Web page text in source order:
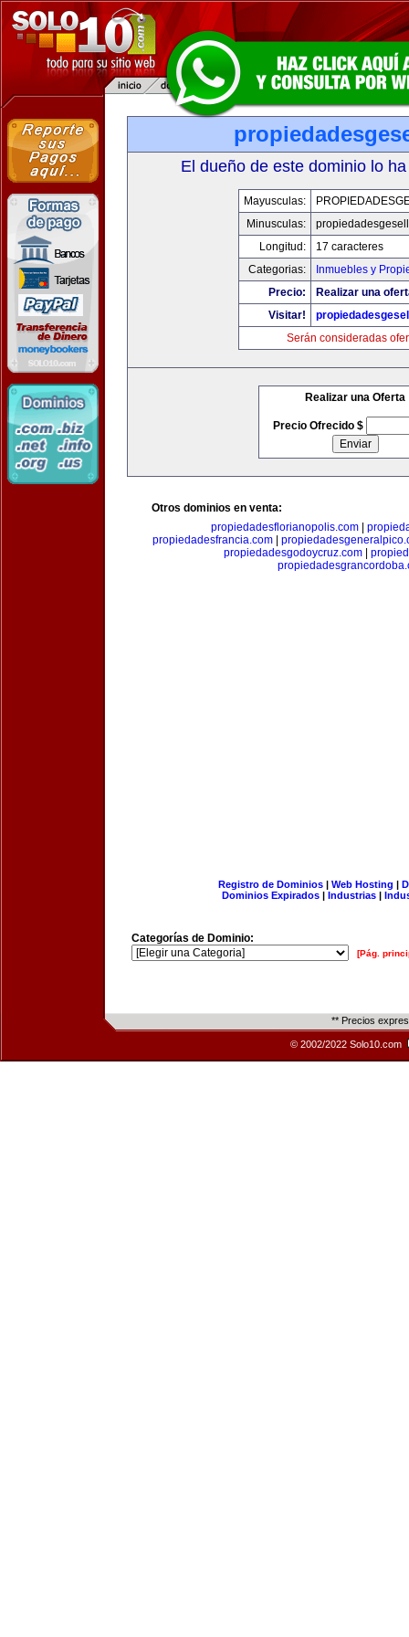
El dueño de este dominio lo
Mayusculas:
Minusculas:
Longitud:
17 caracteres
Categorias:
Inmuebles y
Precio:
Realizar una
Visitar!
Serán consideradas
Realizar una Oferta
Precio Ofrecido $
Otros dominios en venta:
propiedadesflorianopolis.com
propiedadesfrancia.com
propiedadesgodoycruz.com|
Registro de Dominios| Web Hosting |
Dominios Expirados | Industrias |
Categorías de Dominio:
[Pág.
** Precios
© 2002/2022 Solo10.com